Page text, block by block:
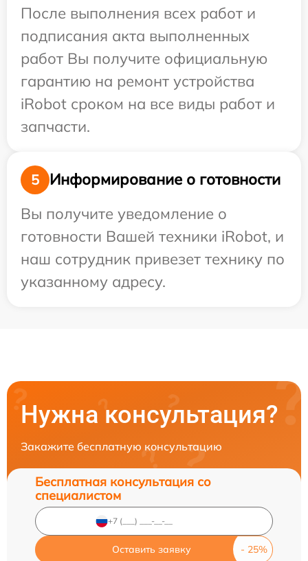
После выполнения всех работ и
подписания акта выполненных
работ Вы получите официальную
гарантию на ремонт устройства
iRobot сроком на все виды работ и
запчасти.
5
Информирование о готовности
Вы получите уведомление о
готовности Вашей техники iRobot, и
наш сотрудник привезет технику по
указанному адресу.
Нужна консультация?
Закажите бесплатную консультацию
Бесплатная консультация со
специалистом
Оставить заявку